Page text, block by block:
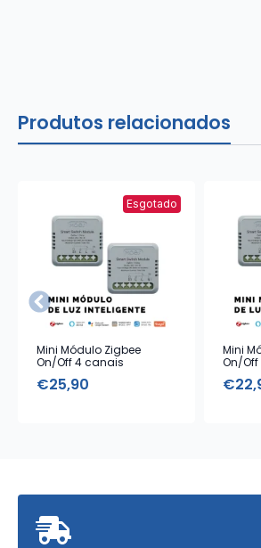
Produtos relacionados
Esgotado
Mini Módulo Zigbee
On/Off 4 canais
€25,90
Mini
On/
€